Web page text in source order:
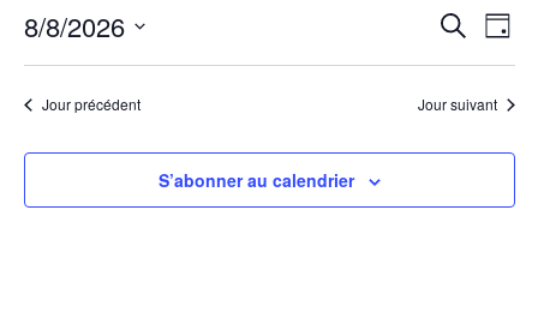
août
2026 et
de
vues
Recherche
de
Jour
8/8/2026
date.Jour précédent Jour suivant
S’abonner au calendrier